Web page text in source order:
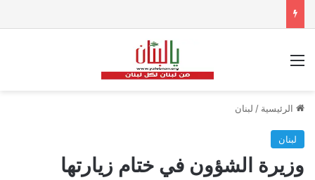
الرئيسية / لبنان
لبنان
وزيرة الشؤون في ختام زيارتها